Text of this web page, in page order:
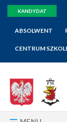
KANDYDAT
ABSOLWENT
CENTRUM